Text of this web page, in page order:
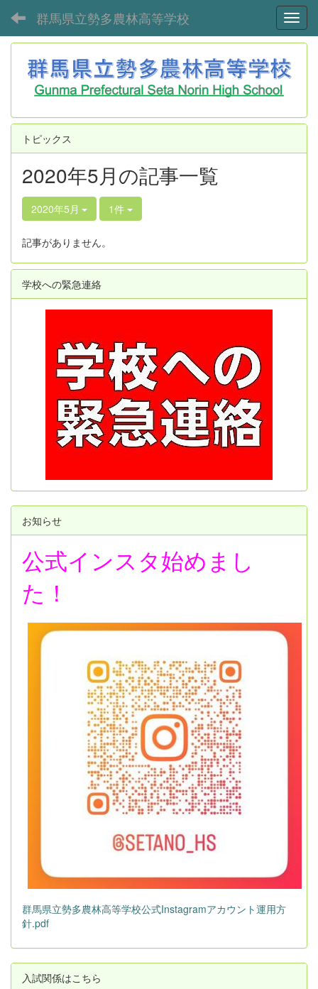
群馬県立勢多農林高等学校
トピックス
2020年5月の記事一覧
2020年5月 1件
記事がありません。
学校への緊急連絡
お知らせ
公式インスタ始めまし
た！
群馬県立勢多農林高等学校公式Instagramアカウント運用方
針.pdf
入試関係はこちら